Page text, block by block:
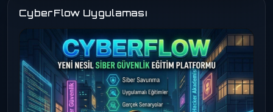
CyberFlow Uygulaması